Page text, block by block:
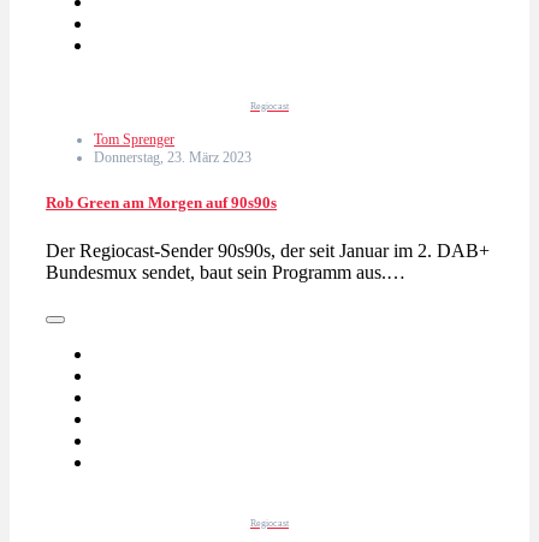
Regiocast
Tom Sprenger
Donnerstag, 23. März 2023
Rob Green am Morgen auf 90s90s
Der Regiocast-Sender 90s90s, der seit Januar im 2. DAB+
Bundesmux sendet, baut sein Programm aus.…
Regiocast